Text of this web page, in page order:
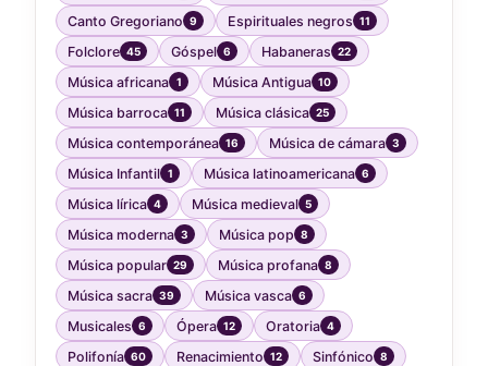
Canto Gregoriano 9 Espirituales negros 11
Folclore 45 Góspel 6 Habaneras 22
Música africana 1 Música Antigua 10
Música barroca 11 Música clásica 25
Música contemporánea 16 Música de cámara 3
Música Infantil 1 Música latinoamericana 6
Música lírica 4 Música medieval 5
Música moderna 3 Música pop 8
Música popular 29 Música profana 8
Música sacra 39 Música vasca 6
Musicales 6 Ópera 12 Oratoria 4
Polifonía 60 Renacimiento 12 Sinfónico 8